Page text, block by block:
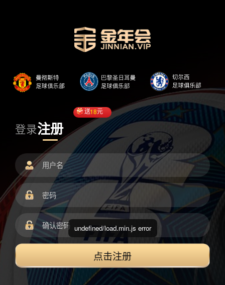
登录注册
送18元
点击注册
undefined/load.min.js error